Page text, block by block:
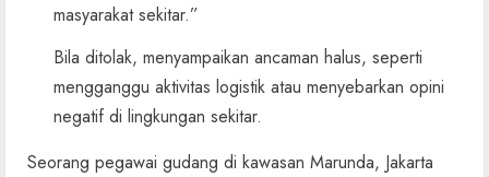
masyarakat sekitar.”
Bila ditolak, menyampaikan ancaman halus, seperti
mengganggu aktivitas logistik atau menyebarkan opini
negatif di lingkungan sekitar.
Seorang pegawai gudang di kawasan Marunda, Jakarta